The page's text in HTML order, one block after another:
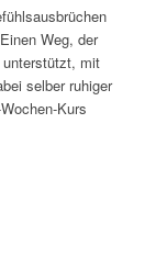
Weg, der
mit
selber ruhiger
Kurs